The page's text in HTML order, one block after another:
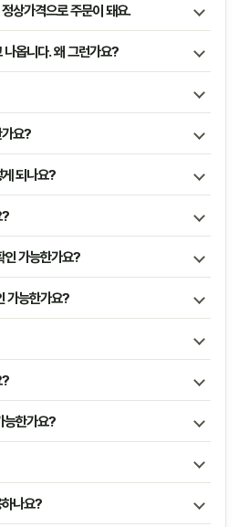
상가격으로 주문이 돼요.
옵니다. 왜 그런가요?
요?
되나요?
?
인 가능한가요?
가능한가요?
?
능한가요?
나요?